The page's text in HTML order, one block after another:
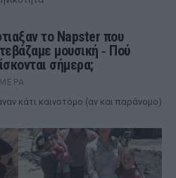
το Napster που
μουσική ‑ Πού
σήμερα;
κάτι καινοτόμο (αν και παράνομο)